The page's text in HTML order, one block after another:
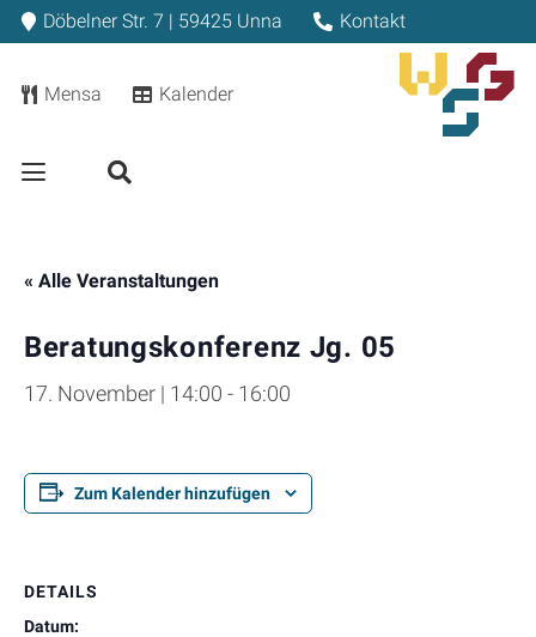
Döbelner Str. 7 | 59425 Unna Kontakt
Mensa Kalender
« Alle Veranstaltungen
Beratungskonferenz Jg. 05
17. November | 14:00 - 16:00
Zum Kalender hinzufügen
DETAILS
Datum: